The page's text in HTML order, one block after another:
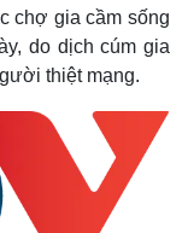
chợ gia cầm sống
do dịch cúm gia
thiệt mạng.